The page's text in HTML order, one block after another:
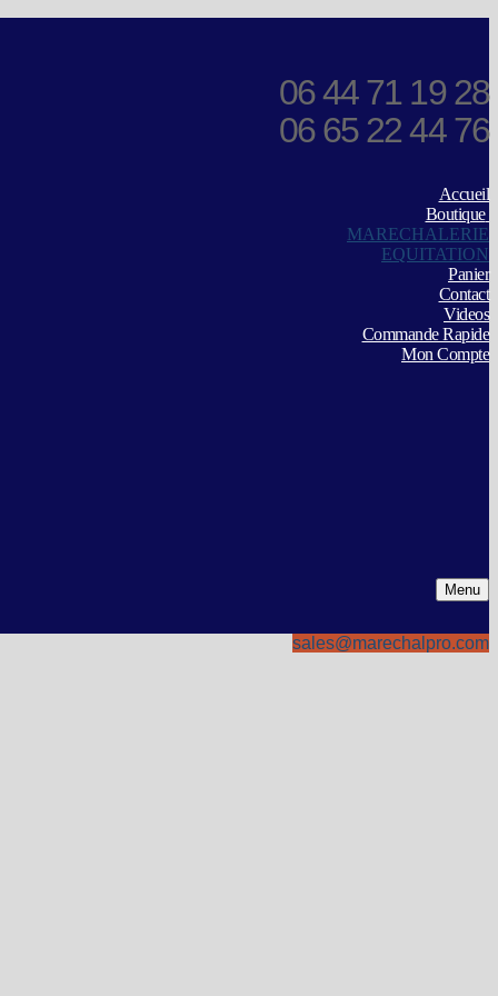
06 44 71 19 28
06 65 22 44 76
Accueil
Boutique
MARECHALERIE
EQUITATION
Panier
Contact
Videos
Commande Rapide
Mon Compte
Menu
sales@marechalpro.com